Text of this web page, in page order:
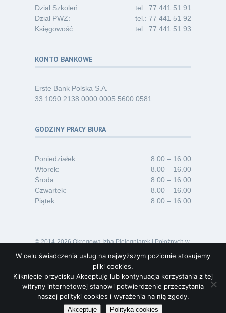
Dział Szkoleń:
tel.: 77 441 51 91
Dział PWZ:
tel.: 77 441 51 92
Księgowość:
tel.: 77 441 51 93
KONTO BANKOWE
Erste Bank Polska S.A.
33 1090 2138 0000 0005 5600 0581
GODZINY PRACY BIURA
Poniedziałek:
8.00 – 16.00
Wtorek:
8.00 – 16.00
Środa:
8.00 – 16.00
Czwartek:
8.00 – 16.00
Piątek:
8.00 – 16.00
© 2014-2026 Okręgowa Izba Pielęgniarek i Położnych w
Projekt i realizacja:Lideon.pl
W celu świadczenia usług na najwyższym poziomie stosujemy
pliki cookies.
Kliknięcie przycisku Akceptuję lub kontynuacja korzystania z tej
witryny internetowej stanowi potwierdzenie przeczytania
naszej polityki cookies i wyrażenia na nią zgody.
Akceptuję Polityka cookies